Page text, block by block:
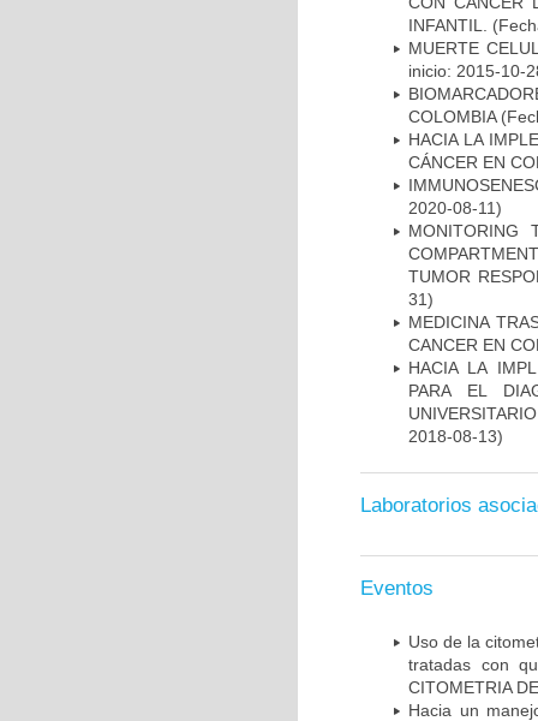
INFANTIL.
MUERTE
inicio: 2015-10-
COLOMBIA
HACIA LA
CÁNCER EN
2020-08-11)
MONITORING
TUMOR
31)
MEDICINA
CANCER EN
HACIA LA
PARA EL
2018-08-13)
Laboratorios
Eventos
Uso de la
tratadas con
CITOMETRIA
Hacia un